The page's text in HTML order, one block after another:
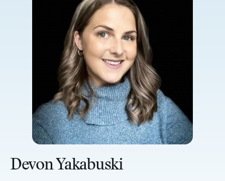
Devon Yakabuski